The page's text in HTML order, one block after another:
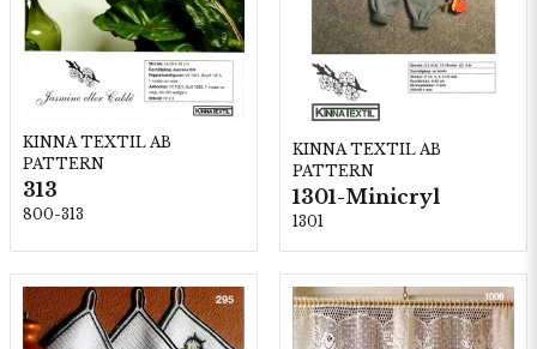
KINNA TEXTIL AB
PATTERN
313
800-313
KINNA TEXTIL AB
PATTERN
1301-Minicryl
1301